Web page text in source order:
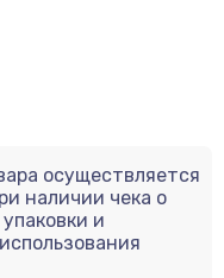
осуществляется
наличии чека о
и